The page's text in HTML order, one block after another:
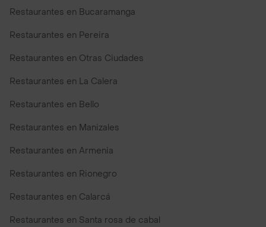
Restaurantes en Bucaramanga
Restaurantes en Pereira
Restaurantes en Otras Ciudades
Restaurantes en La Calera
Restaurantes en Bello
Restaurantes en Manizales
Restaurantes en Armenia
Restaurantes en Rionegro
Restaurantes en Calarcá
Restaurantes en Santa rosa de cabal